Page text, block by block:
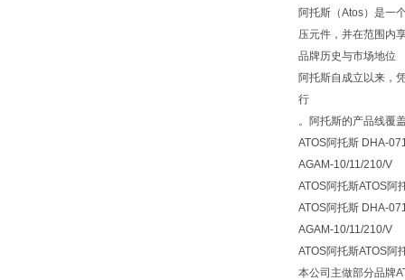
阿托斯（Atos）是一
压元件，并在范围内
品牌历史与市场地位
阿托斯自成立以来，
行‌
。阿托斯的产品线覆
ATOS阿托斯 DHA-
AGAM-10/11/210/V
ATOS阿托斯ATOS阿
ATOS阿托斯 DHA-
AGAM-10/11/210/V
ATOS阿托斯ATOS阿
本公司主做部分品牌